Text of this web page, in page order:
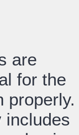
are
for the
properly.
includes